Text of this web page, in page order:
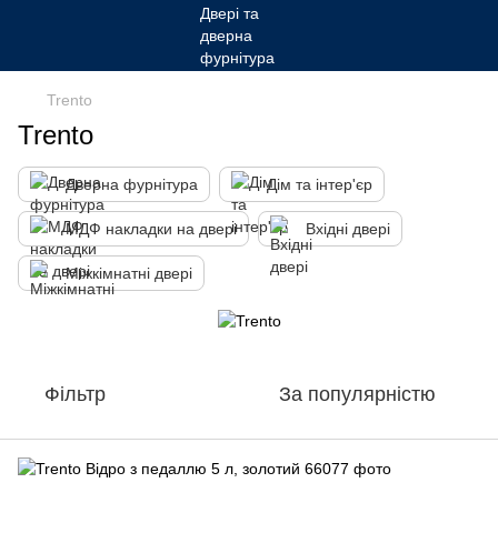
Trento
Trento
Дверна фурнітура Дім та інтер'єр
МДФ накладки на двері Вхідні двері
Міжкімнатні двері
Фільтр За популярністю